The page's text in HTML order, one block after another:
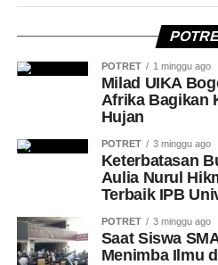
POTRET 1 minggu ago
Milad UIKA
Afrika Bagikan
Hujan
POTRET 3 minggu ago
Keterbatasan
Aulia Nurul
Terbaik IPB
POTRET 3 minggu ago
Saat Siswa
Menimba Ilmu